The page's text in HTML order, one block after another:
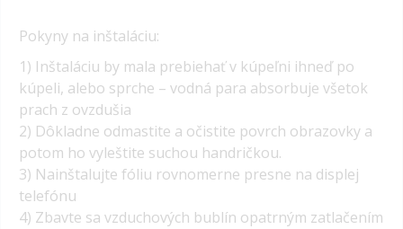
Pokyny na inštaláciu:
1) Inštaláciu by mala prebiehať v kúpeľni ihneď po
kúpeli, alebo sprche – vodná para absorbuje všetok
prach z ovzdušia
2) Dôkladne odmastite a očistite povrch obrazovky a
potom ho vyleštite suchou handričkou.
3) Nainštalujte fóliu rovnomerne presne na displej
telefónu
4) Zbavte sa vzduchových bublín opatrným zatlačením